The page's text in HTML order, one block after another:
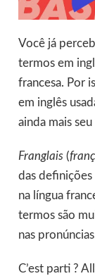
Você já
termos em
francesa. Por
em inglês
ainda mais
Franglais(
das definições
na língua
termos são
nas
C’est parti ?